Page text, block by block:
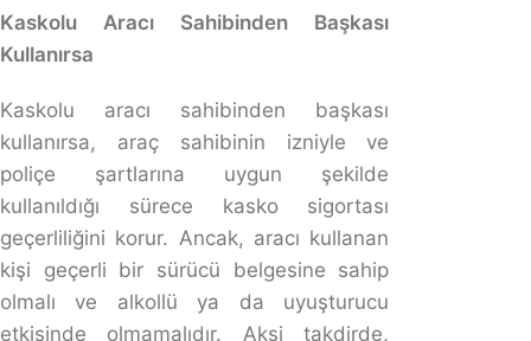
Aracı Başkası Kullanırsa Trafik Sigortası
Aracı başkası kullanırken trafik kazası meydana gelirse,
zorunlu trafik sigortası devreye girer ve üçüncü kişilere
verilen zararları karşılar. Sigorta poliçesinde, aracı kimin
kullandığına bakılmaksızın, aracın sigortalı olması
sigorta kapsamında olduğu anlamına gelir. Ancak, kaza
yapan sürücünün, ehliyetsiz olması, alkollü olması veya
benzeri bir kusur durumu varsa sigorta şirketi ödemiş
olduğu tazminat için sürücüye rücu edebilir.